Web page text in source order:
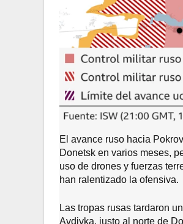
El avance ruso hacia
Donetsk en varios meses,
uso de drones y fuerzas
han ralentizado la ofensiva.
Las tropas rusas tardaron
Avdivka, justo al norte de